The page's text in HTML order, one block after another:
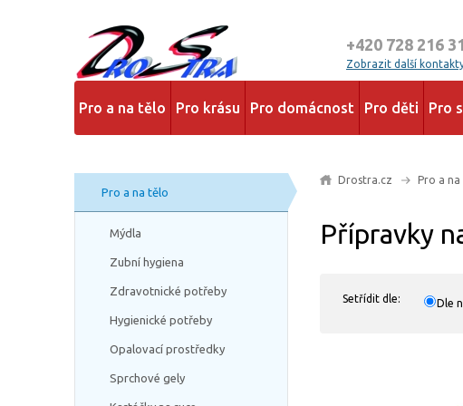
+420 728 216
Zobrazit další kontakty
Pro a na tělo Pro krásu Pro domácnost Pro děti Pro
Pro a na tělo
Mýdla
Zubní hygiena
Zdravotnické potřeby
Hygienické potřeby
Opalovací prostředky
Sprchové gely
Drostra.cz Pro a
Přípravky
Setřídit dle: Dle